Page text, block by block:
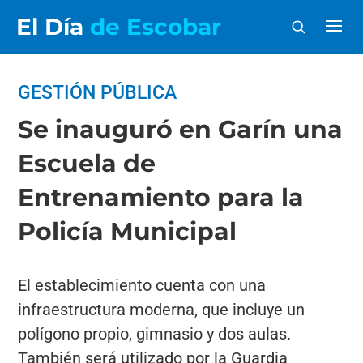
El Día de Escobar
GESTIÓN PÚBLICA
Se inauguró en Garín una
Escuela de
Entrenamiento para la
Policía Municipal
El establecimiento cuenta con una
infraestructura moderna, que incluye un
polígono propio, gimnasio y dos aulas.
También será utilizado por la Guardia